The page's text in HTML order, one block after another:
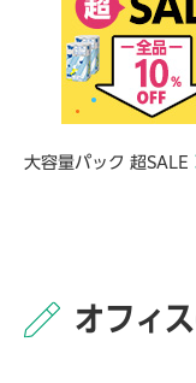
大容量パック 超SALE
オフィ